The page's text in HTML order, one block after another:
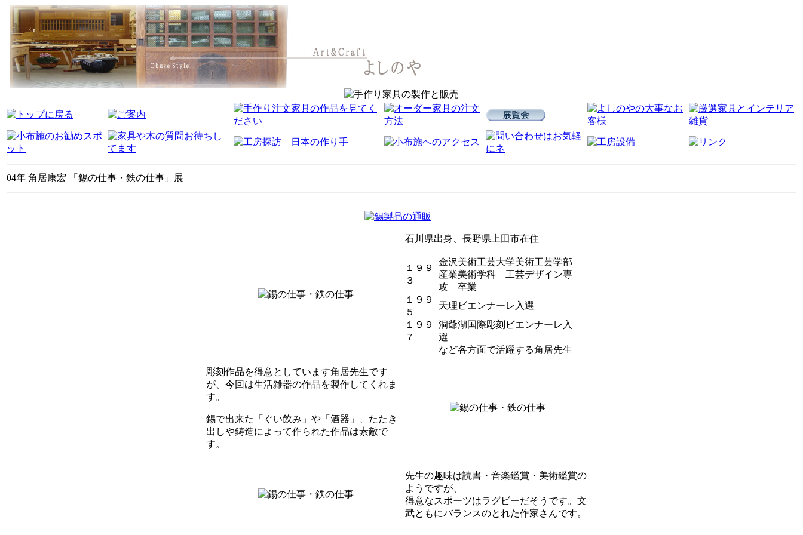
04年 角居康宏 「錫の仕事・鉄の仕事」展
石川県出身、長野県上田市在住
１９９
３
金沢美術工芸大学美術工芸学部
産業美術学科 工芸デザイン専
攻 卒業
１９９
５
天理ビエンナーレ入選
１９９
７
洞爺湖国際彫刻ビエンナーレ入
選
など各方面で活躍する角居先生
彫刻作品を得意としています角居先生です
が、今回は生活雑器の作品を製作してくれま
す。
錫で出来た「ぐい飲み」や「酒器」、たたき
出しや鋳造によって作られた作品は素敵で
す。
先生の趣味は読書・音楽鑑賞・美術鑑賞の
ようですが、
得意なスポーツはラグビーだそうです。文
武ともにバランスのとれた作家さんです。